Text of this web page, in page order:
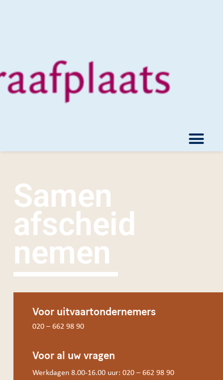
Samen
afscheid
nemen
Voor uitvaartondernemers
020 – 662 98 90
Voor al uw vragen
Werkdagen 8.00-16.00 uur: 020 – 662 98 90